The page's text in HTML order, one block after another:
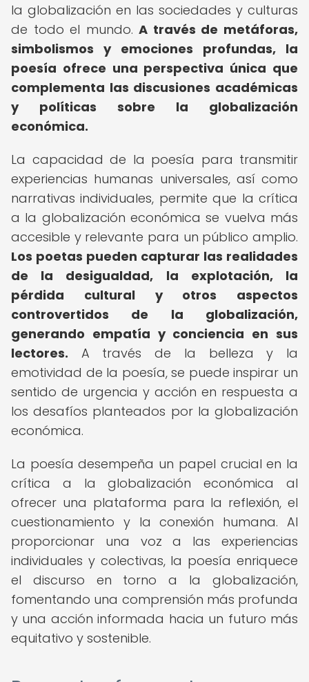
la globalización en las sociedades y culturas
de todo el mundo.A través de metáforas,
simbolismos y emociones profundas, la
poesía ofrece una perspectiva única que
complementa las discusiones académicas
y políticas sobre la globalización
económica.
La capacidad de la poesía para transmitir
experiencias humanas universales, así como
narrativas individuales, permite que la crítica
a la globalización económica se vuelva más
accesible y relevante para un público amplio.
Los poetas pueden capturar las realidades
de la desigualdad, la explotación, la
pérdida cultural y otros aspectos
controvertidos de la globalización,
generando empatía y conciencia en sus
lectores. A través de la belleza y la
emotividad de la poesía, se puede inspirar un
sentido de urgencia y acción en respuesta a
los desafíos planteados por la globalización
económica.
La poesía desempeña un papel crucial en la
crítica a la globalización económica al
ofrecer una plataforma para la reflexión, el
cuestionamiento y la conexión humana. Al
proporcionar una voz a las experiencias
individuales y colectivas, la poesía enriquece
el discurso en torno a la globalización,
fomentando una comprensión más profunda
y una acción informada hacia un futuro más
equitativo y sostenible.